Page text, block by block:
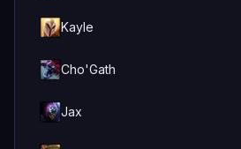
Kayle
Cho'Gath
Jax